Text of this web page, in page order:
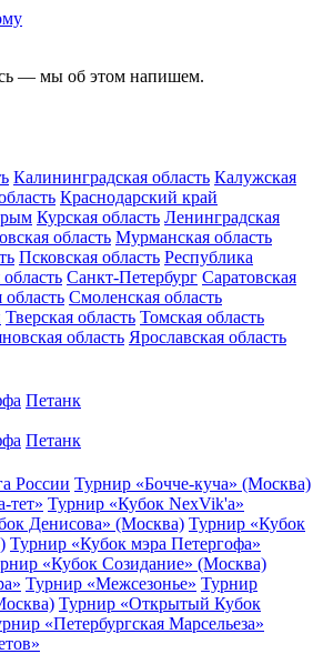
— мы об этом напишем.
Калининградская область Калужская
Краснодарский край
Курская область Ленинградская
область Мурманская область
Псковская область Республика
Санкт-Петербург Саратовская
область Смоленская область
Тверская область Томская область
область Ярославская область
Петанк
Петанк
России Турнир «Бочче-куча» (Москва)
тет» Турнир «Кубок NexVik'a»
Денисова» (Москва) Турнир «Кубок
Турнир «Кубок мэра Петергофа»
«Кубок Созидание» (Москва)
Турнир «Межсезонье» Турнир
Турнир «Открытый Кубок
«Петербургская Марсельеза»